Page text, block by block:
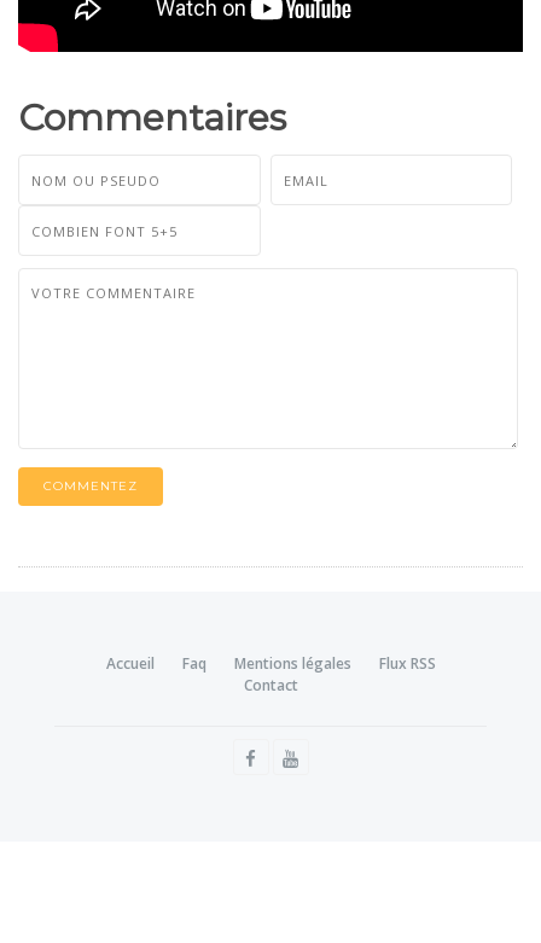
Commentaires
COMMENTEZ
Accueil Faq Mentions légales
Flux RSS
Contact